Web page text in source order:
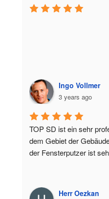
Ingo Vollmer
3 years ago
TOP SD ist ein sehr
dem Gebiet der
der Fensterputzer ist
Herr Oezkan